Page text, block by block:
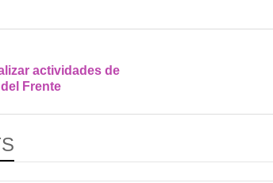
actividades de
Frente